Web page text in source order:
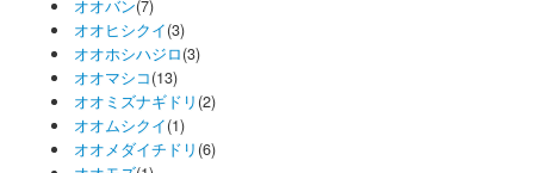
オオバン(7)
オオヒシクイ(3)
オオホシハジロ(3)
オオマシコ(13)
オオミズナギドリ (2)
オオムシクイ(1)
オオメダイチドリ (6)